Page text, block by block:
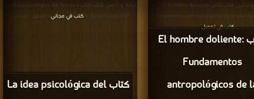
كتاب La idea psicológica del
قراءة و تحميل كتاب كتاب La idea psicológica del hombre
PDF مجانا | مكتبة >
كتب في مجاني| التحميل : مرة/مرات
كتاب El hombre doliente:
Fundamentos
antropológicos de
قراءة و تحميل كتاب كتاب El hombre doliente:
Fundamentos antropológicos de la
مكتبة >كتب في تحميل| التحميل : مرة/مرات